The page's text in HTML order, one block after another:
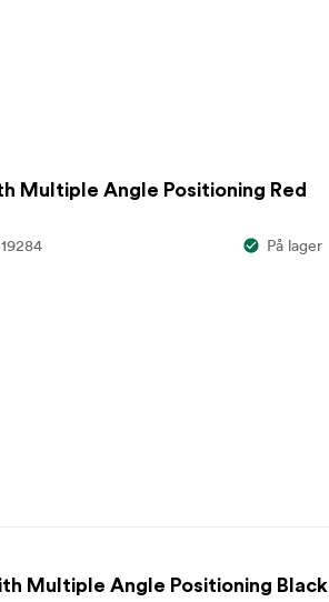
Multiple Angle Positioning Red
På lager
Multiple Angle Positioning Black